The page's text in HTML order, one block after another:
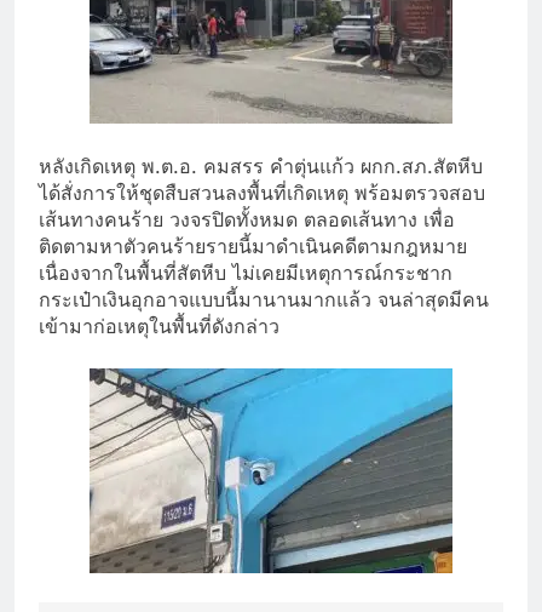
หลังเกิดเหตุ พ.ต.อ. คมสรร คำตุ่นแก้ว ผกก.สภ.สัตหีบ
ได้สั่งการให้ชุดสืบสวนลงพื้นที่เกิดเหตุ พร้อมตรวจสอบ
เส้นทางคนร้าย วงจรปิดทั้งหมด ตลอดเส้นทาง เพื่อ
ติดตามหาตัวคนร้ายรายนี้มาดำเนินคดีตามกฎหมาย
เนื่องจากในพื้นที่สัตหีบ ไม่เคยมีเหตุการณ์กระชาก
กระเป๋าเงินอุกอาจแบบนี้มานานมากแล้ว จนล่าสุดมีคน
เข้ามาก่อเหตุในพื้นที่ดังกล่าว